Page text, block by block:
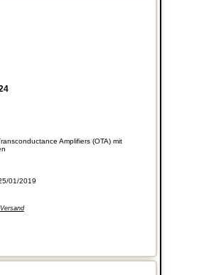
Amplifiers (OTA) mit
01/2019
Versand